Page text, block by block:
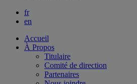
fr
en
Accueil
À Propos
Titulaire
Comité de direction
Partenaires